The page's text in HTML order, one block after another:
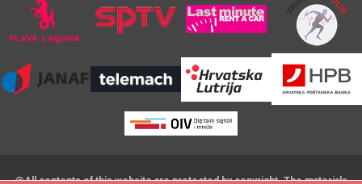
@All contents of this website are protected by copyright. The materials